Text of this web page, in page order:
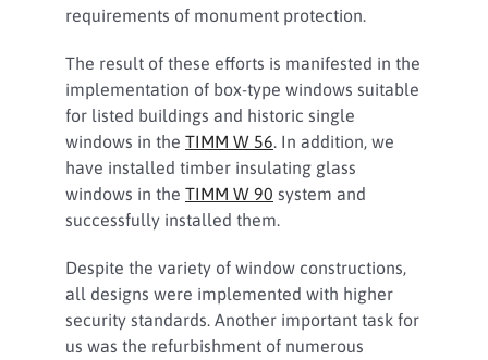
requirements of monument protection.
The result of these efforts is manifested in the
implementation of box-type windows suitable
for listed buildings and historic single
windows in the TIMM W 56. In addition, we
have installed timber insulating glass
windows in the TIMM W 90 system and
successfully installed them.
Despite the variety of window constructions,
all designs were implemented with higher
security standards. Another important task for
us was the refurbishment of numerous